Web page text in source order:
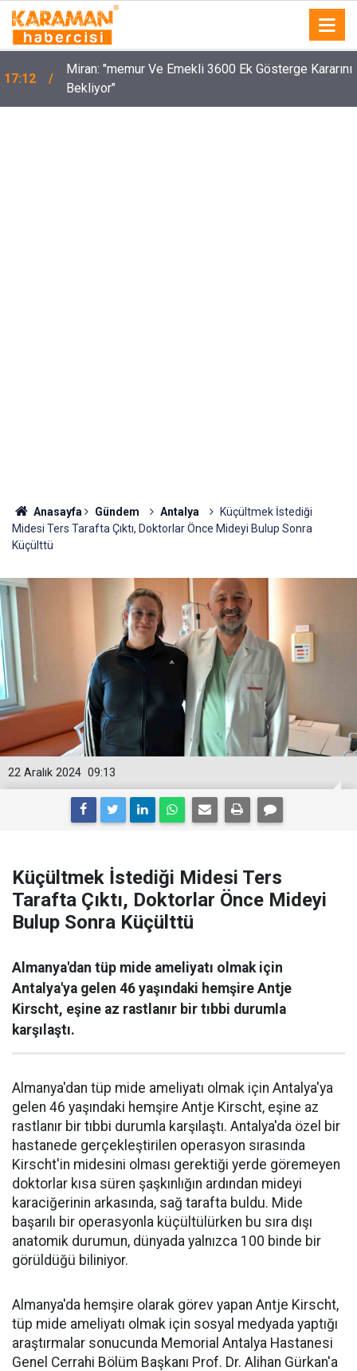
17:12
Miran: "memur Ve Emekli 3600 Ek Gösterge Kararını
Bekliyor"
Anasayfa Gündem Antalya
Küçültmek İstediği
Midesi Ters Tarafta Çıktı, Doktorlar Önce Mideyi Bulup Sonra
Küçülttü
09:13
22 Aralık 2024
Küçültmek İstediği Midesi Ters
Tarafta Çıktı, Doktorlar Önce Mideyi
Bulup Sonra Küçülttü
Almanya'dan tüp mide ameliyatı olmak için
Antalya'ya gelen 46 yaşındaki hemşire Antje
Kirscht, eşine az rastlanır bir tıbbi durumla
karşılaştı.
Almanya'dan tüp mide ameliyatı olmak için Antalya'ya
gelen 46 yaşındaki hemşire Antje Kirscht, eşine az
rastlanır bir tıbbi durumla karşılaştı. Antalya'da özel bir
hastanede gerçekleştirilen operasyon sırasında
Kirscht'in midesini olması gerektiği yerde göremeyen
doktorlar kısa süren şaşkınlığın ardından mideyi
karaciğerinin arkasında, sağ tarafta buldu. Mide
başarılı bir operasyonla küçültülürken bu sıra dışı
anatomik durumun, dünyada yalnızca 100 binde bir
görüldüğü biliniyor.
Almanya'da hemşire olarak görev yapan Antje Kirscht,
tüp mide ameliyatı olmak için sosyal medyada yaptığı
araştırmalar sonucunda Memorial Antalya Hastanesi
Genel Cerrahi Bölüm Başkanı Prof. Dr. Alihan Gürkan'a